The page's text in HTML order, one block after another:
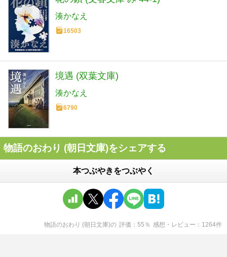
湊かなえ
16503
境遇 (双葉文庫)
湊かなえ
6790
物語のおわり (朝日文庫)をシェアする
本つぶやきをつぶやく
物語のおわり (朝日文庫)の 評価 55 ％ 感想・レビュー 1264件